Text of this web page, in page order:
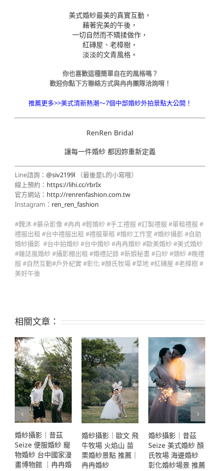
美式婚紗最美的真實互動，
藉著完美的午後，
一切自然而不矯揉做作，
紅磚屋、老樟樹，
淡淡的文青風格。
你也喜歡這種簡單自在的風格嗎？
歡迎你點下方聯絡方式與冉冉團隊洽詢唷！
推薦更多>>美式清新熱潮～7個中部婚紗外拍景點大公開！
RenRen Bridal
讓每一件婚紗 都因妳重新定義
Line諮詢： @siv2199l（最後是L的小寫哦）
線上預約： https://lihi.cc/rbrIx
官方網站： http://renrenfashion.com.tw
Instagram： ren_ren_fashion
#魏沐 #慕朵影像 #冉冉 #輕婚紗 #手工禮服 #訂製禮服 #單租禮服 #
禮服出租 #台中禮服出租 #禮服單租 #婚紗工作室 #婚紗攝影 #自助
婚紗攝影 #台中拍婚紗 #台中婚紗 #冉冉婚紗 #歐美婚紗 #美式婚紗
#雜誌風婚紗 #攝影棚出租 #婚禮記錄 #新娘秘書 #白紗 #頭紗 #晚禮
服 #自然互動#戶外紀實 #彰化 #顏氏牧場 #草地 #紅磚屋 #老樟樹 #
美好午後
相關文章：
婚紗攝影｜歐文 飛
牛牧場 火焰山 苗
栗婚紗景點 推薦｜
冉冉婚紗
婚紗攝影｜昔茲
Seize 美式婚紗 顏
氏牧場 海邊婚紗
彰化婚紗場景 推薦
婚紗攝影｜昔茲
Seize 復古婚紗 咖
啡廳 彰化婚紗景點
｜冉冉婚紗